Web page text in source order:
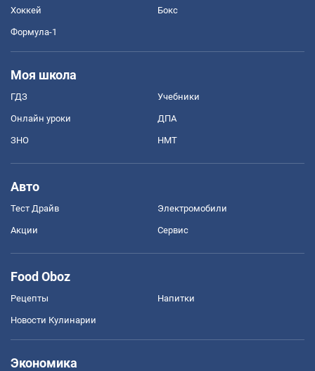
Хоккей Бокс
Формула-1
Моя школа
ГДЗ Учебники
Онлайн уроки ДПА
ЗНО НМТ
Авто
Тест Драйв Электромобили
Акции Сервис
Food Oboz
Рецепты Напитки
Новости Кулинарии
Экономика